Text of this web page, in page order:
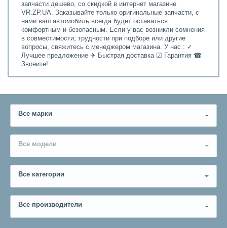
запчасти дешево, со скидкой в интернет магазине
VR.ZP.UA. Заказывайте только оригинальные запчасти, с
нами ваш автомобиль всегда будет оставаться
комфортным и безопасным. Если у вас возникли сомнения
в совместимости, трудности при подборе или другие
вопросы, свяжитесь с менеджером магазина. У нас : ✓
Лучшее предложение ✈ Быстрая доставка ☑ Гарантия ☎
Звоните!
Все марки
Все модели
Все категории
Все производители